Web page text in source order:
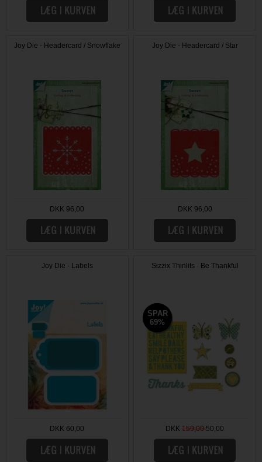
Joy Die - Headercard / Snowflake
DKK 96,00
Joy Die - Headercard / Star
DKK 96,00
Joy Die - Labels
DKK 60,00
Sizzix Thinlits - Be Thankful
SPAR
69%
SPAR
69%
DKK159,0050,00